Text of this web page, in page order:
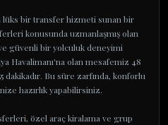
lüks bir transfer hizmeti sunan bir
konusunda uzmanlaşmış olan
güvenli bir yolculuk deneyimi
Havalimanı'na olan mesafemiz 48
dakikadır. Bu süre zarfında, konforlu
hazırlık yapabilirsiniz.
özel araç kiralama ve grup